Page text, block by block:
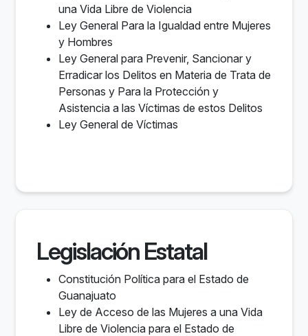
una Vida Libre de Violencia
Ley General Para la Igualdad entre Mujeres
y Hombres
Ley General para Prevenir, Sancionar y
Erradicar los Delitos en Materia de Trata de
Personas y Para la Protección y
Asistencia a las Víctimas de estos Delitos
Ley General de Víctimas
Legislación Estatal
Constitución Política para el Estado de
Guanajuato
Ley de Acceso de las Mujeres a una Vida
Libre de Violencia para el Estado de